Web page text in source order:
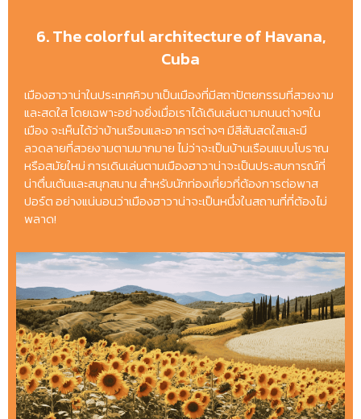
6. The colorful architecture of Havana,
Cuba
เมืองฮาวาน่าในประเทศคิวบาเป็นเมืองที่มีสถาปัตยกรรมที่สวยงาม
และสดใส โดยเฉพาะอย่างยิ่งเมื่อเราได้เดินเล่นตามถนนต่างๆใน
เมือง จะเห็นได้ว่าบ้านเรือนและอาคารต่างๆ มีสีสันสดใสและมี
ลวดลายที่สวยงามตามมากมาย ไม่ว่าจะเป็นบ้านเรือนแบบโบราณ
หรือสมัยใหม่ การเดินเล่นตามเมืองฮาวาน่าจะเป็นประสบการณ์ที่
น่าตื่นเต้นและสนุกสนาน สำหรับนักท่องเที่ยวที่ต้องการต่อพาส
ปอร์ต อย่างแน่นอนว่าเมืองฮาวาน่าจะเป็นหนึ่งในสถานที่ที่ต้องไม่
พลาด!